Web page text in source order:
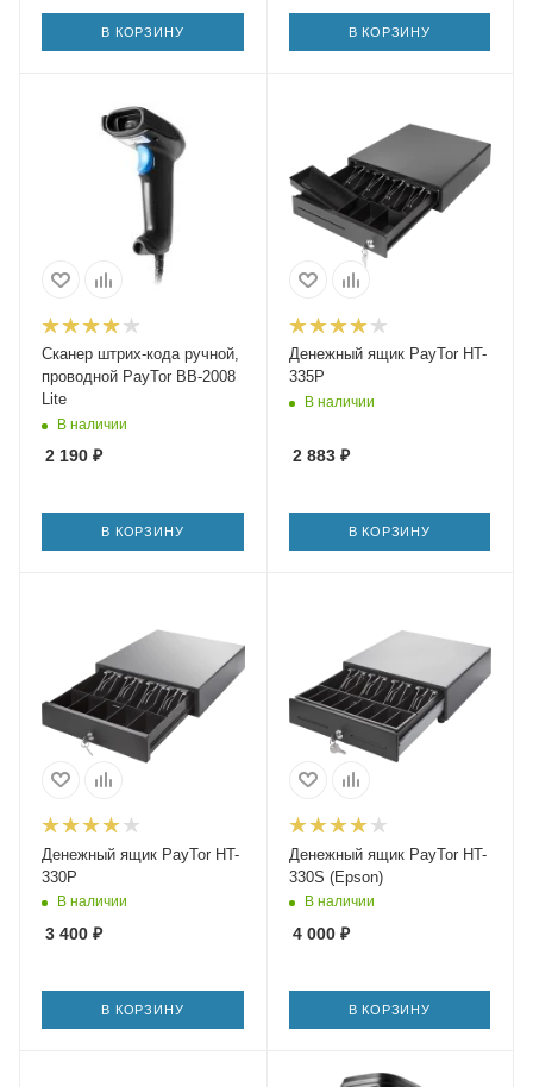
В КОРЗИНУ В КОРЗИНУ
Сканер штрих-кода ручной,
проводной PayTor BB-2008
Lite
В наличии
2 190 ₽
В КОРЗИНУ
Денежный ящик PayTor HT-
335P
В наличии
2 883₽
В КОРЗИНУ
Денежный ящик PayTor HT-
330P
В наличии
3 400 ₽
В КОРЗИНУ
Денежный ящик PayTor HT-
330S (Epson)
В наличии
4 000₽
В КОРЗИНУ